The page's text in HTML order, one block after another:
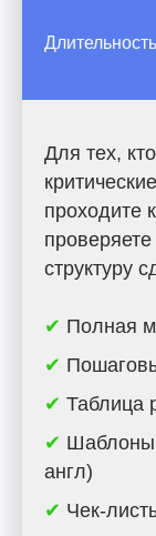
Для тех,
проходите
структуру
✔ Полная
✔
✔ Таблица
✔ Шаблоны
англ)
✔ Чек-